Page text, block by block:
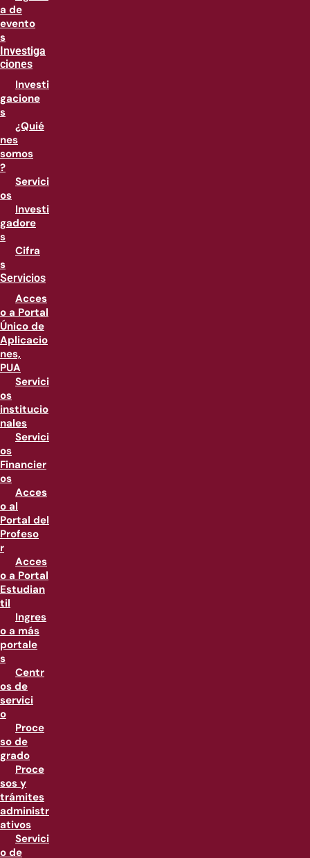
a de
evento
s
Investiga
ciones
Investi
gacione
s
¿Quié
nes
somos
?
Servici
os
Investi
gadore
s
Cifra
s
Servicios
Acces
o a Portal
Único de
Aplicacio
nes,
PUA
Servici
os
institucio
nales
Servici
os
Financier
os
Acces
o al
Portal del
Profeso
r
Acces
o a Portal
Estudian
til
Ingres
o a más
portale
s
Centr
os de
servici
o
Proce
so de
grado
Proce
sos y
trámites
administr
ativos
Servici
o de